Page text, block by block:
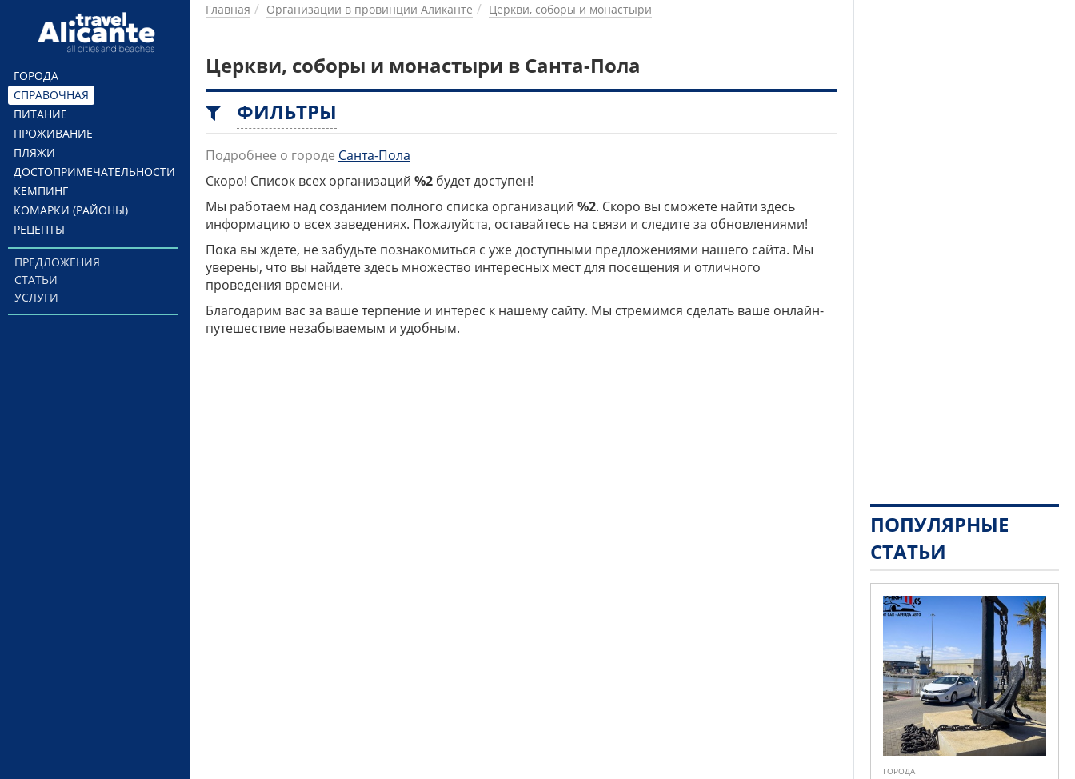
Перейти к основному содержанию
ГОРОДА
СПРАВОЧНАЯ
ПИТАНИЕ
ПРОЖИВАНИЕ
ПЛЯЖИ
ДОСТОПРИМЕЧАТЕЛЬНОСТИ
КЕМПИНГ
КОМАРКИ (РАЙОНЫ)
РЕЦЕПТЫ
ПРЕДЛОЖЕНИЯ
СТАТЬИ
УСЛУГИ
Главная Организации в провинции Аликанте Церкви, соборы и монастыри
Церкви, соборы и монастыри в Санта-Пола
ФИЛЬТРЫ
Подробнее о городе Санта-Пола
Скоро! Список всех организаций %2 будет доступен!
Мы работаем над созданием полного списка организаций %2. Скоро вы сможете найти здесь
информацию о всех заведениях. Пожалуйста, оставайтесь на связи и следите за обновлениями!
Пока вы ждете, не забудьте познакомиться с уже доступными предложениями нашего сайта. Мы
уверены, что вы найдете здесь множество интересных мест для посещения и отличного
проведения времени.
Благодарим вас за ваше терпение и интерес к нашему сайту. Мы стремимся сделать ваше онлайн-
путешествие незабываемым и удобным.
ПОПУЛЯРНЫЕ
СТАТЬИ
ГОРОДА